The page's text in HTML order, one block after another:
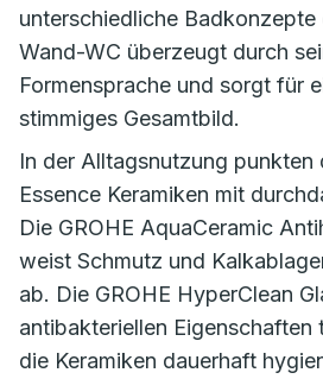
unterschiedliche Badkonzepte
Wand-WC überzeugt durch
Formensprache und sorgt für
stimmiges Gesamtbild.
In der Alltagsnutzung punkten
Essence Keramiken mit
Die GROHE AquaCeramic
weist Schmutz und
ab. Die GROHE HyperClean
antibakteriellen
die Keramiken dauerhaft